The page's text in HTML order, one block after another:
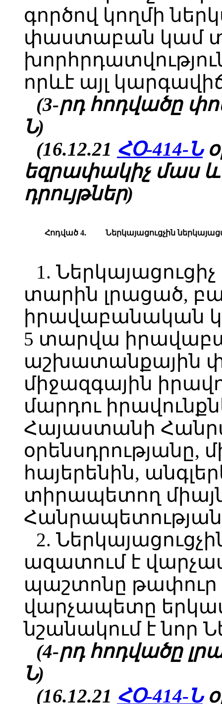
գործով կողմի
փաստաբան կամ
որևէ այլ
(3-րդ հոդվածը
Ն)
(16.12.21 ՀՕ-414-Ն
եզրափակիչ մաս և
դրույթներ)
Հոդված 4. Ներկայացուցչին
1.
տարին լրացած,
իրավաբանական
5 տարվա
աշխատանքային
միջազգային
մարդու
Հայաստանի
օրենսդրությանը,
հայերենին,
տիրապետող
2.
ազատում է
պաշտոնը թափուր
վարչապետը
նշանակում է նոր
(4-րդ հոդվածը
Ն)
(16.12.21 ՀՕ-414-Ն